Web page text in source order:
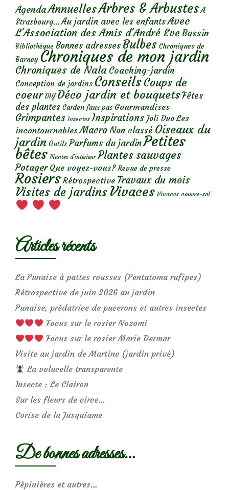
AgendaAnnuellesArbres & Arbustes A
Strasbourg... Au jardin avec les enfantsAvec
L'Association des Amis d'André Eve Bassin
Bibliothèque Bonnes adresses Bulbes Chroniques de
Barney Chroniques de mon jardin
Chroniques de Nala Coaching-jardin
Conception de jardins ConseilsCoups de
coeur DIY Déco jardin et bouquetsFêtes
des plantes Garden faux pas Gourmandises
Grimpantes Insectes Inspirations Joli Duo Les
incontournables Macro Non classé Oiseaux du
jardin Outils Parfums du jardinPetites
bêtes Plantes d’intérieur Plantes sauvages
Potager Que voyez-vous? Revue de presse
Rosiers Rétrospective Travaux du mois
Visites de jardins Vivaces Vivaces couvre-sol
Articles récents
La Punaise à pattes rousses (Pentatoma rufipes)
Rétrospective de juin 2026 au jardin
Punaise, prédatrice de pucerons et autres insectes
Focus sur le rosier Nozomi
Focus sur le rosier Marie Dermar
Visite au jardin de Martine (jardin privé)
La volucelle transparente
Insecte : Le Clairon
Sur les fleurs de circe…
Corise de la Jusquiame
De bonnes adresses…
Pépinières et autres…